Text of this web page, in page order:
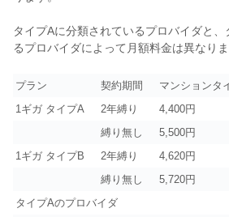
タイプAに分類されているプロバイダと
るプロバイダによって月額料金は異なりま
プラン 契約期間 マンションタ
1ギガ タイプA
2年縛り 4,400円
縛り無し
5,500円
1ギガ タイプB
2年縛り 4,620円
縛り無し
5,720円
タイプAのプロバイダ